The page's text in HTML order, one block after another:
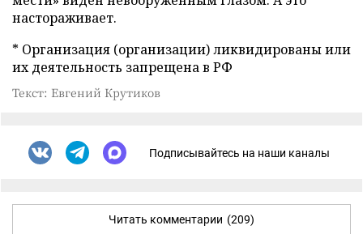
настораживает.
* Организация (организации) ликвидированы или
их деятельность запрещена в РФ
Текст: Евгений Крутиков
Подписывайтесь на наши каналы
Читать комментарии (209)